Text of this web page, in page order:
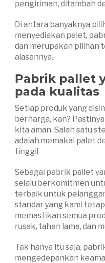
pengiriman, ditambah
Di antara banyaknya
menyediakan palet,
dan merupakan pilihan
alasannya.
Pabrik pallet
pada kualitas
Setiap produk yang
berharga, kan?
kita aman. Salah satu
adalah memakai palet
tinggi!
Sebagai pabrik pallet
selalu berkomitmen
terbaik untuk
standar yang kami
memastikan semua
rusak, tahan lama, dan
Tak hanya itu saja,
mengedepankan